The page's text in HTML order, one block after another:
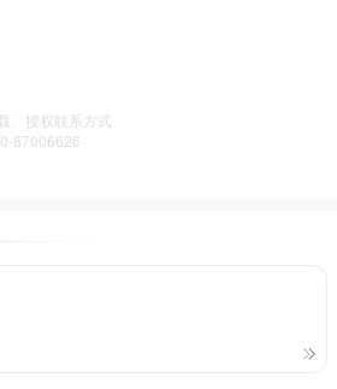
、授权联系方式
87006626